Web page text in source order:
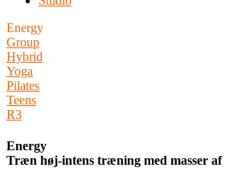
Energy
Group
Hybrid
Yoga
Pilates
Teens
R3
Energy
Træn høj-intens træning med masser af